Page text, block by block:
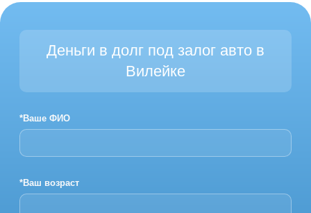
Деньги в долг под залог авто в
Вилейке
*Ваше ФИО
*Ваш возраст